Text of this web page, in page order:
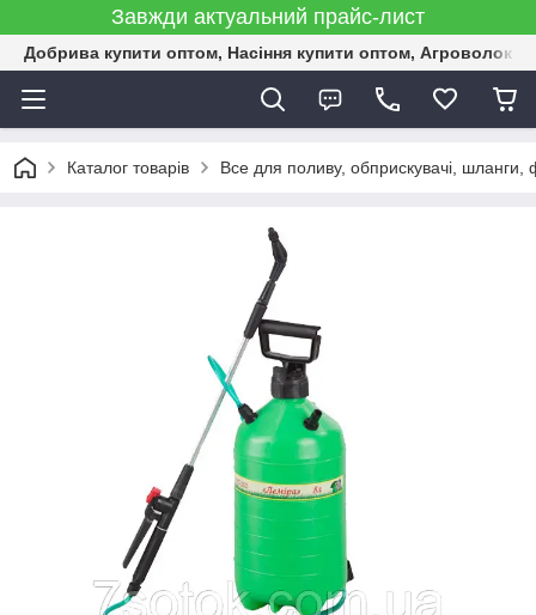
Завжди актуальний прайс-лист
Добрива купити оптом, Насіння купити оптом,
Каталог товарів Все для поливу, обприскувачі, шланги,